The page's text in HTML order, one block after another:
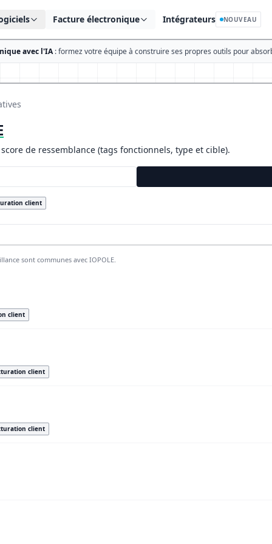
Facture électronique Intégrateurs NOUVEAU
avec l'IA: formez votre équipe à construire ses propres outils pour
de ressemblance (tags fonctionnels, type et cible).
client
sont communes avec IOPOLE.
client
client
client